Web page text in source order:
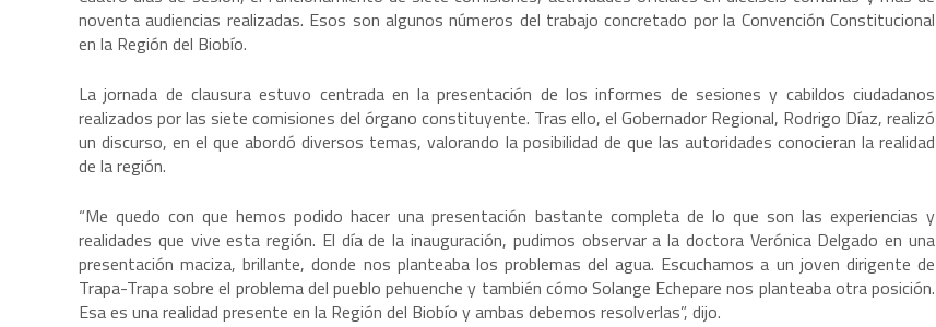
noventa audiencias realizadas. Esos son algunos números del trabajo concretado por la Convención Constitucional
en la Región del Biobío.
La jornada de clausura estuvo centrada en la presentación de los informes de sesiones y cabildos ciudadanos
realizados por las siete comisiones del órgano constituyente. Tras ello, el Gobernador Regional, Rodrigo Díaz, realizó
un discurso, en el que abordó diversos temas, valorando la posibilidad de que las autoridades conocieran la realidad
de la región.
“Me quedo con que hemos podido hacer una presentación bastante completa de lo que son las experiencias y
realidades que vive esta región. El día de la inauguración, pudimos observar a la doctora Verónica Delgado en una
presentación maciza, brillante, donde nos planteaba los problemas del agua. Escuchamos a un joven dirigente de
Trapa-Trapa sobre el problema del pueblo pehuenche y también cómo Solange Echepare nos planteaba otra posición.
Esa es una realidad presente en la Región del Biobío y ambas debemos resolverlas”, dijo.